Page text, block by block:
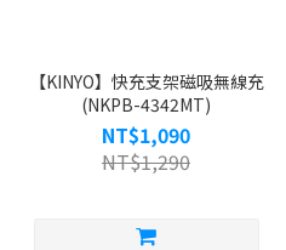
【KINYO】快充支架磁吸無線充
(NKPB-4342MT)
NT$1,090
NT$1,290